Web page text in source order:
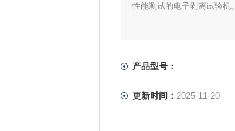
性能测试的电子剥离试验机。
产品型号：
更新时间： 2025-11-20